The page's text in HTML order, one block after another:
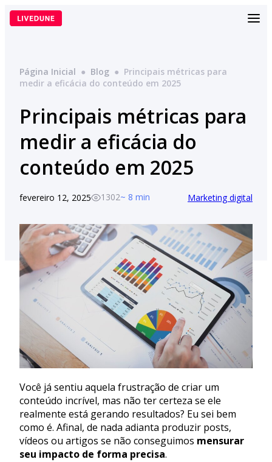
Pular
para
Página Inicial ● Blog ● Principais métricas para
medir a eficácia do conteúdo em 2025
Principais métricas para
medir a eficácia do
conteúdo em 2025
fevereiro 12, 2025 1302~ 8 min Marketing digital
Você já sentiu aquela frustração de criar um
conteúdo incrível, mas não ter certeza se ele
realmente está gerando resultados? Eu sei bem
como é. Afinal, de nada adianta produzir posts,
vídeos ou artigos se não conseguimos mensurar
seu impacto de forma precisa.